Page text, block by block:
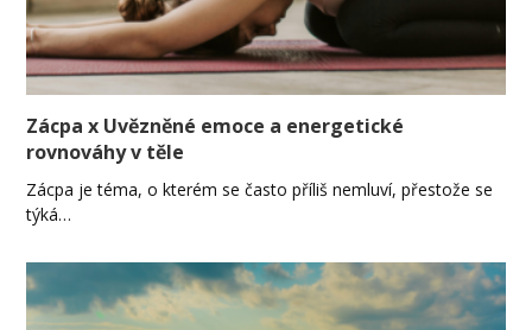
Zácpa x Uvězněné emoce a energetické
rovnováhy v těle
Zácpa je téma, o kterém se často příliš nemluví, přestože se
týká…